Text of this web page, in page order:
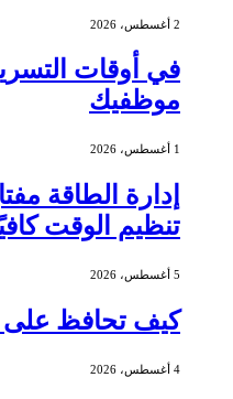
2 أغسطس، 2026
في أوقات
موظفيك
1 أغسطس، 2026
إدارة الطاقة
تنظيم الوقت
5 أغسطس، 2026
كيف تحافظ على
4 أغسطس، 2026